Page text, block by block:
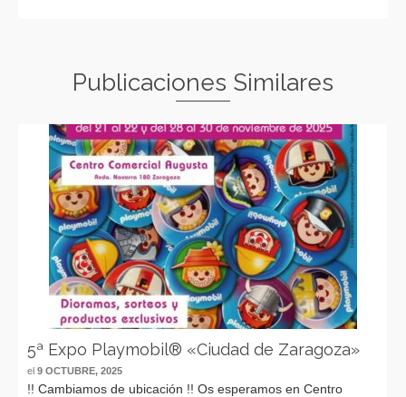
Publicaciones Similares
5ª Expo Playmobil® «Ciudad de Zaragoza»
el 9 OCTUBRE, 2025
!! Cambiamos de ubicación !! Os esperamos en Centro